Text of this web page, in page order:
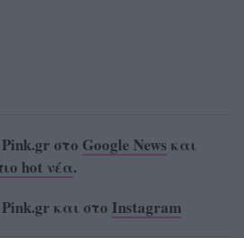
στο Google News και
hot νέα.
και στο Instagram